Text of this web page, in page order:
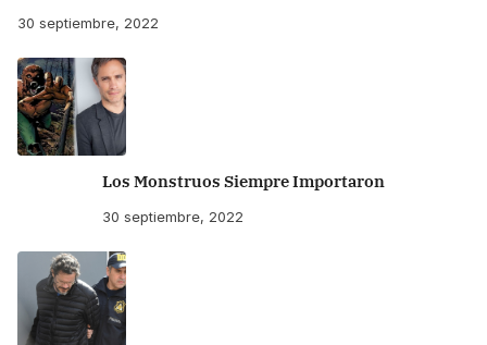
30 septiembre, 2022
Los Monstruos Siempre Importaron
30 septiembre, 2022